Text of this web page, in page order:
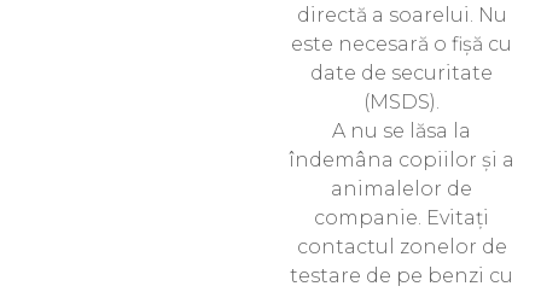
directă a soarelui. Nu
este necesară o fișă cu
date de securitate
(MSDS).
A nu se lăsa la
îndemâna copiilor și a
animalelor de
companie. Evitați
contactul zonelor de
testare de pe benzi cu